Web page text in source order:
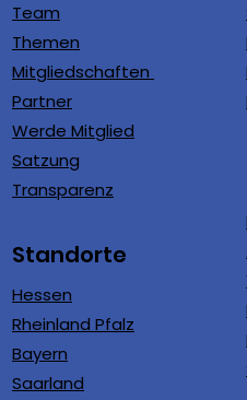
Team
Themen
Mitgliedschaften
Partner
Werde Mitglied
Satzung
Transparenz
Standorte
Hessen
Rheinland Pfalz
Bayern
Saarland